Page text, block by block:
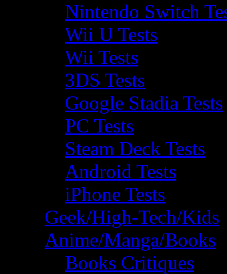
Nintendo Switch
Wii U Tests
Wii Tests
3DS Tests
Google Stadia Tests
PC Tests
Steam Deck Tests
Android Tests
iPhone Tests
Geek/High-Tech/Kids
Anime/Manga/Books
Books Critiques